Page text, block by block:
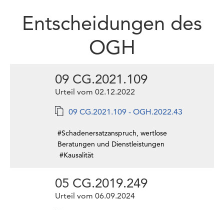
Entscheidungen des
OGH
09 CG.2021.109
Urteil vom 02.12.2022
09 CG.2021.109 - OGH.2022.43
#Schadenersatzanspruch, wertlose
Beratungen und Dienstleistungen
#Kausalität
05 CG.2019.249
Urteil vom 06.09.2024